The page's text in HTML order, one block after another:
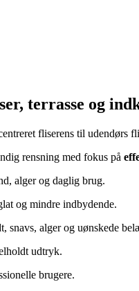
terrasse og
fliserens til udendørs
rensning med fokus på
alger og daglig brug.
og mindre indbydende.
snavs, alger og uønskede
udtryk.
brugere.